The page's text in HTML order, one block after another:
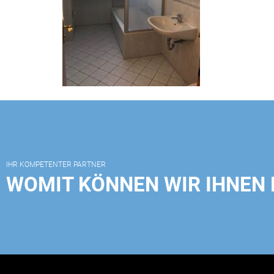
IHR KOMPETENTER PARTNER
WOMIT KÖNNEN WIR IHNEN